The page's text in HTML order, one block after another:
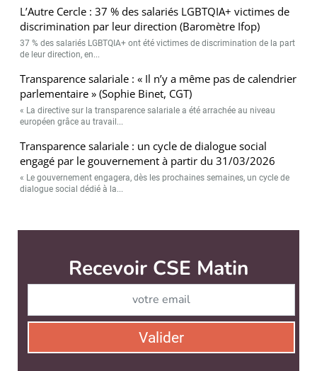
L’Autre Cercle : 37 % des salariés LGBTQIA+ victimes de
discrimination par leur direction (Baromètre Ifop)
37 % des salariés LGBTQIA+ ont été victimes de discrimination de la part
de leur direction, en...
Transparence salariale : « Il n’y a même pas de calendrier
parlementaire » (Sophie Binet, CGT)
« La directive sur la transparence salariale a été arrachée au niveau
européen grâce au travail...
Transparence salariale : un cycle de dialogue social
engagé par le gouvernement à partir du 31/03/2026
« Le gouvernement engagera, dès les prochaines semaines, un cycle de
dialogue social dédié à la...
CSE Matin est édité par